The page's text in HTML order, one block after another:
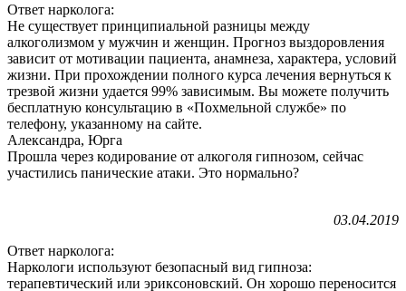
Ответ нарколога:
Не существует принципиальной разницы между
алкоголизмом у мужчин и женщин. Прогноз выздоровления
зависит от мотивации пациента, анамнеза, характера, условий
жизни. При прохождении полного курса лечения вернуться к
трезвой жизни удается 99% зависимым. Вы можете получить
бесплатную консультацию в «Похмельной службе» по
телефону, указанному на сайте.
Александра, Юрга
Прошла через кодирование от алкоголя гипнозом, сейчас
участились панические атаки. Это нормально?
03.04.2019
Ответ нарколога:
Наркологи используют безопасный вид гипноза:
терапевтический или эриксоновский. Он хорошо переносится